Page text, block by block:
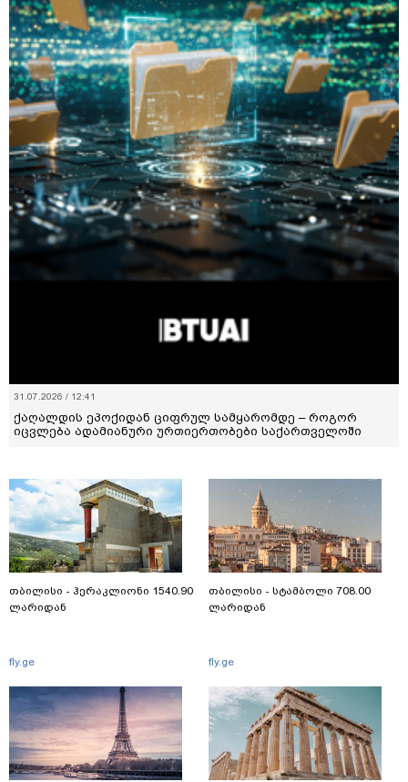
31.07.2026 / 12:41
ქაღალდის ეპოქიდან ციფრულ სამყარომდე – როგორ
იცვლება ადამიანური ურთიერთობები საქართველოში
თბილისი - ჰერაკლიონი 1540.90
ლარიდან
fly.ge
თბილისი - სტამბოლი 708.00
ლარიდან
fly.ge